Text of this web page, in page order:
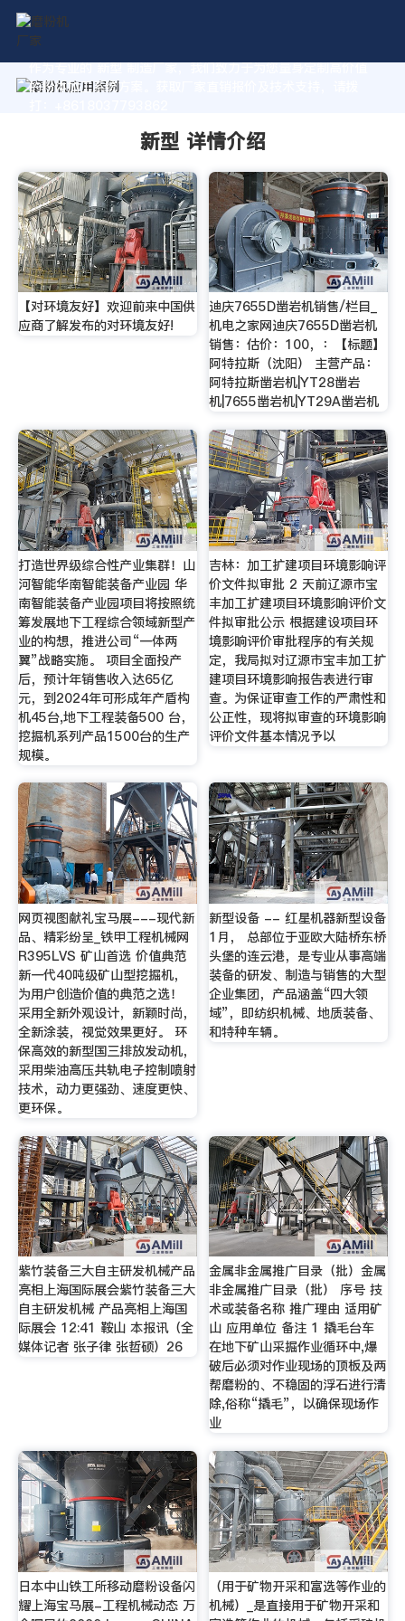
作为专业的 新型 制造厂家，我们致力于为您量身定制高价值
的粉体加工系统方案。获取厂家直销报价及技术支持，请拨
新型 详情介绍
【对环境友好】欢迎前来中国供
应商了解发布的对环境友好!
迪庆7655D凿岩机销售/栏目_
机电之家网迪庆7655D凿岩机
销售：估价：100，：【标题】
阿特拉斯（沈阳） 主营产品：
阿特拉斯凿岩机|YT28凿岩
机|7655凿岩机|YT29A凿岩机
打造世界级综合性产业集群！山
河智能华南智能装备产业园 华
南智能装备产业园项目将按照统
筹发展地下工程综合领域新型产
业的构想，推进公司“一体两
翼”战略实施。 项目全面投产
后，预计年销售收入达65亿
元，到2024年可形成年产盾构
机45台,地下工程装备500 台，
挖掘机系列产品1500台的生产
规模。
吉林：加工扩建项目环境影响评
价文件拟审批 2 天前辽源市宝
丰加工扩建项目环境影响评价文
件拟审批公示 根据建设项目环
境影响评价审批程序的有关规
定，我局拟对辽源市宝丰加工扩
建项目环境影响报告表进行审
查。为保证审查工作的严肃性和
公正性，现将拟审查的环境影响
评价文件基本情况予以
网页视图献礼宝马展---现代新
品、精彩纷呈_铁甲工程机械网
R395LVS 矿山首选 价值典范
新一代40吨级矿山型挖掘机，
为用户创造价值的典范之选！
采用全新外观设计，新颖时尚，
全新涂装，视觉效果更好。 环
保高效的新型国三排放发动机，
采用柴油高压共轨电子控制喷射
技术，动力更强劲、速度更快、
更环保。
新型设备 -- 红星机器新型设备
1月， 总部位于亚欧大陆桥东桥
头堡的连云港，是专业从事高端
装备的研发、制造与销售的大型
企业集团，产品涵盖“四大领
域”，即纺织机械、地质装备、
和特种车辆。
紫竹装备三大自主研发机械产品
亮相上海国际展会紫竹装备三大
自主研发机械 产品亮相上海国
际展会 12:41 鞍山 本报讯（全
媒体记者 张子律 张哲硕）26
金属非金属推广目录（批）金属
非金属推广目录（批） 序号 技
术或装备名称 推广理由 适用矿
山 应用单位 备注 1 撬毛台车
在地下矿山采掘作业循环中,爆
破后必须对作业现场的顶板及两
帮磨粉的、不稳固的浮石进行清
除,俗称“撬毛”，以确保现场作
业
日本中山铁工所移动磨粉设备闪
耀上海宝马展-工程机械动态 万
（用于矿物开采和富选等作业的
机械）_是直接用于矿物开采和